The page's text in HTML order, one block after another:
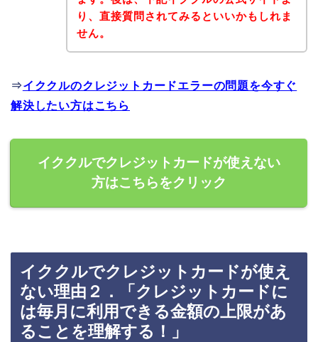
り、直接質問されてみるといいかもしれま
せん。
⇒イククルのクレジットカードエラーの問題を今すぐ
解決したい方はこちら
イククルでクレジットカードが使えない
方はこちらをクリック
イククルでクレジットカードが使え
ない理由２．「クレジットカードに
は毎月に利用できる金額の上限があ
ることを理解する！」